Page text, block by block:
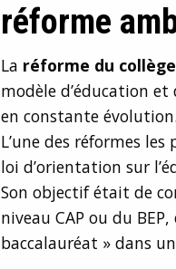
réforme
La réforme du
modèle d’éducation et
en constante évolution.
L’une des réformes
loi d’orientation sur
Son objectif était de
niveau CAP ou du
baccalauréat » dans